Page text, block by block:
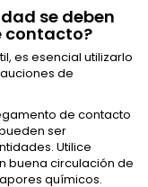
se deben
contacto?
es esencial utilizarlo
de
de contacto
ser
Utilice
buena circulación de
químicos.